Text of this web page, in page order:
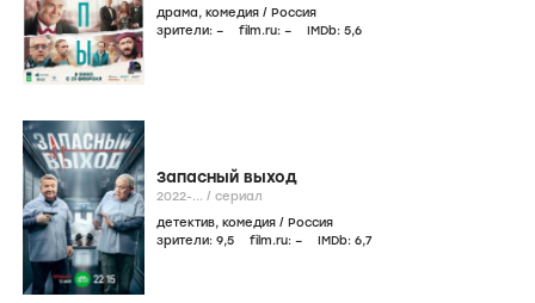
драма, комедия / Россия
зрители: – film.ru: – IMDb: 5,6
Запасный выход
2022-... / сериал
детектив, комедия / Россия
зрители: 9,5 film.ru: – IMDb: 6,7